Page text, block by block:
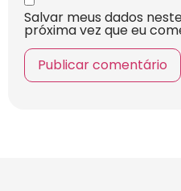
Salvar meus dados
próxima vez que eu